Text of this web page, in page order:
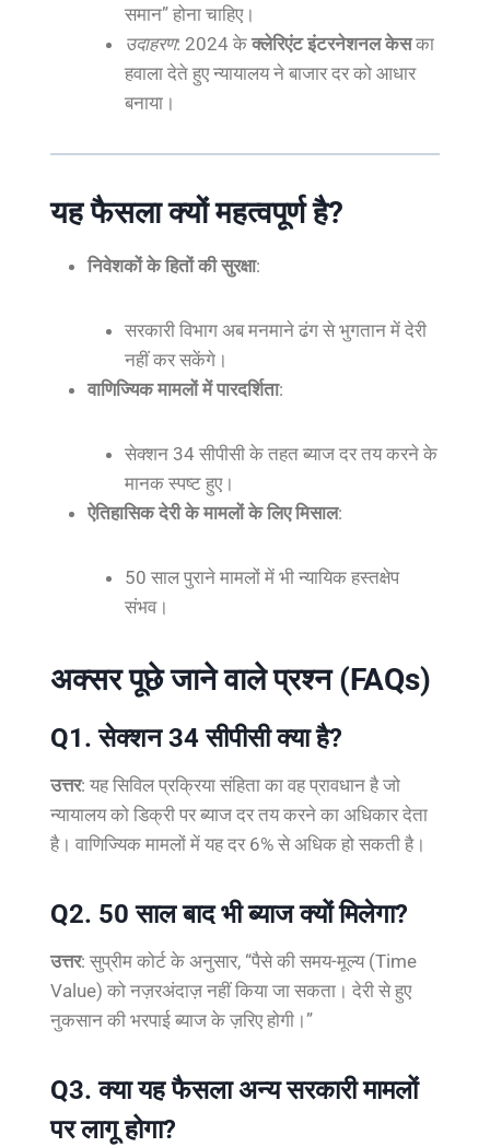
समान” होना चाहिए।
उदाहरण: 2024 के क्लेरिएंट इंटरनेशनल केसका
हवाला देते हुए न्यायालय ने बाजार दर को आधार
बनाया।
यह फैसला क्यों महत्वपूर्ण है?
निवेशकों के हितों की सुरक्षा:
सरकारी विभाग अब मनमाने ढंग से भुगतान में देरी
नहीं कर सकेंगे।
वाणिज्यिक मामलों में पारदर्शिता:
सेक्शन 34 सीपीसी के तहत ब्याज दर तय करने के
मानक स्पष्ट हुए।
ऐतिहासिक देरी के मामलों के लिए मिसाल:
50 साल पुराने मामलों में भी न्यायिक हस्तक्षेप
संभव।
अक्सर पूछे जाने वाले प्रश्न (FAQs)
Q1. सेक्शन 34 सीपीसी क्या है?
उत्तर: यह सिविल प्रक्रिया संहिता का वह प्रावधान है जो
न्यायालय को डिक्री पर ब्याज दर तय करने का अधिकार देता
है। वाणिज्यिक मामलों में यह दर 6% से अधिक हो सकती है।
Q2. 50 साल बाद भी ब्याज क्यों मिलेगा?
उत्तर: सुप्रीम कोर्ट के अनुसार, “पैसे की समय-मूल्य (Time
Value) को नज़रअंदाज़ नहीं किया जा सकता। देरी से हुए
नुकसान की भरपाई ब्याज के ज़रिए होगी।”
Q3. क्या यह फैसला अन्य सरकारी मामलों
पर लागू होगा?